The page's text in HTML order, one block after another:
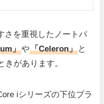
さを重視したノートパ
」や「Celeron」 と
きがあります。
iシリーズの下位ブラ